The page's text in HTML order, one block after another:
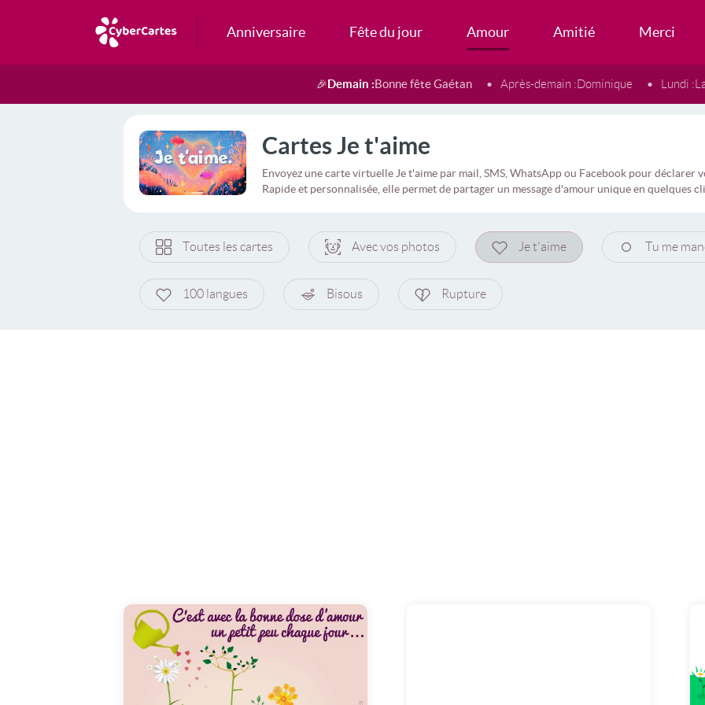
Anniversaire Fête du jour Amour Amitié Merci
🎉Demain :Bonne fête Gaétan Après-demain :Dominique Lundi :
Cartes Je t'aime
Envoyez une carte virtuelle Je t'aime par mail, SMS, WhatsApp ou Facebook pour déclarer
Rapide et personnalisée, elle permet de partager un message d'amour unique en quelques
Toutes les cartes Avec vos photos Je t'aime Tu me
100 langues Bisous Rupture